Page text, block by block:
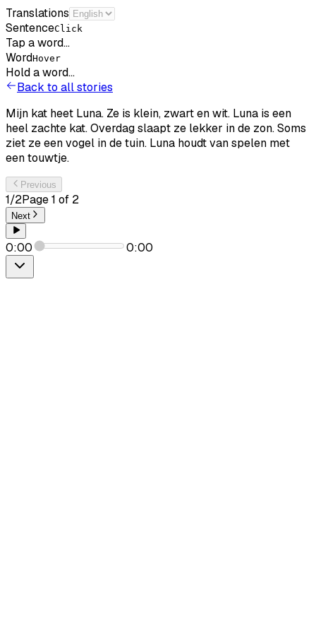
Translations
SentenceClick
Tap a word...
WordHover
Hold a word...
Back to all stories
Mijn kat heet Luna. Ze is klein, zwartenwit. Luna is een
heel zachte kat.Overdagslaapt ze lekker inde zon.Soms
ziet zeeenvogel indetuin. Luna houdtvanspelen met
eentouwtje.
Previous
1/2Page1 of 2
Next
0:00 0:00